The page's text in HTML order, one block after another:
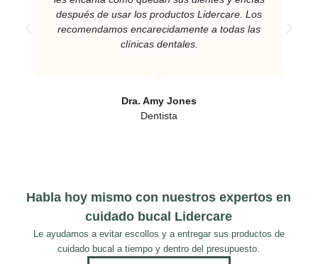
después de usar los productos Lidercare. Los
recomendamos encarecidamente a todas las
clínicas dentales.
Dra. Amy Jones
Dentista
Habla hoy mismo con nuestros expertos en
cuidado bucal Lidercare
Le ayudamos a evitar escollos y a entregar sus productos de
cuidado bucal a tiempo y dentro del presupuesto.